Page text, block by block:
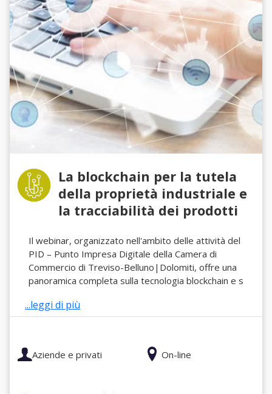
La blockchain per la tutela
della proprietà industriale e
la tracciabilità dei prodotti
Il webinar, organizzato nell'ambito delle attività del
PID – Punto Impresa Digitale della Camera di
Commercio di Treviso-Belluno|Dolomiti, offre una
panoramica completa sulla tecnologia blockchain e s
...leggi di più
Aziende e privati On-line